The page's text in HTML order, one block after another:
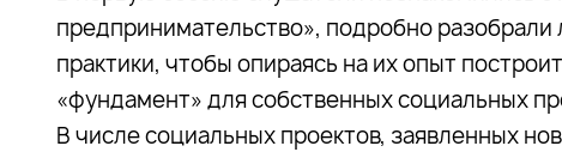
предпринимательство», подробно
практики, чтобы опираясь на их опыт
«фундамент» для собственных социальных
В числе социальных проектов, заявленных